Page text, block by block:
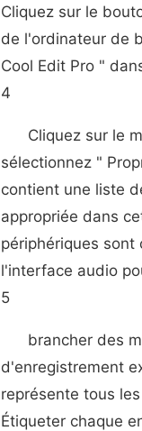
Cliquez sur le
de l'ordinateur de
Cool Edit Pro "
4
Cliquez sur le
sélectionnez "
contient une liste
appropriée dans
périphériques
l'interface audio
5
brancher des
d'enregistrement
représente tous
Étiqueter chaque